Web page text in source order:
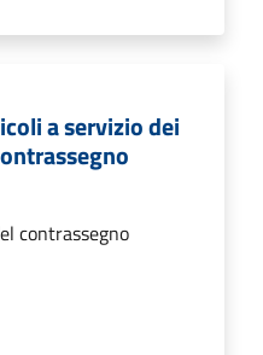
a servizio dei
contrassegno